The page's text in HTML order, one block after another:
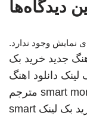
دیدگاه‌ها
نمایش وجود ندارد.
جدید خرید بک
لینک دانلود اهنگ
smart مترجم
بک لینک smart